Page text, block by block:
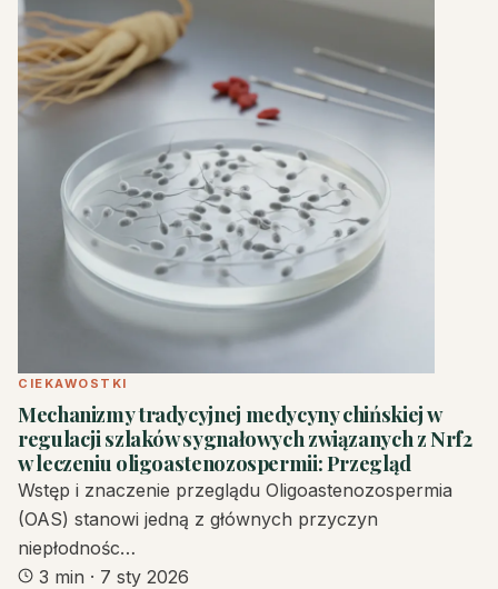
CIEKAWOSTKI
Mechanizmy tradycyjnej medycyny chińskiej w
regulacji szlaków sygnałowych związanych z Nrf2
w leczeniu oligoastenozospermii: Przegląd
Wstęp i znaczenie przeglądu Oligoastenozospermia
(OAS) stanowi jedną z głównych przyczyn
niepłodnośc…
3 min · 7 sty 2026